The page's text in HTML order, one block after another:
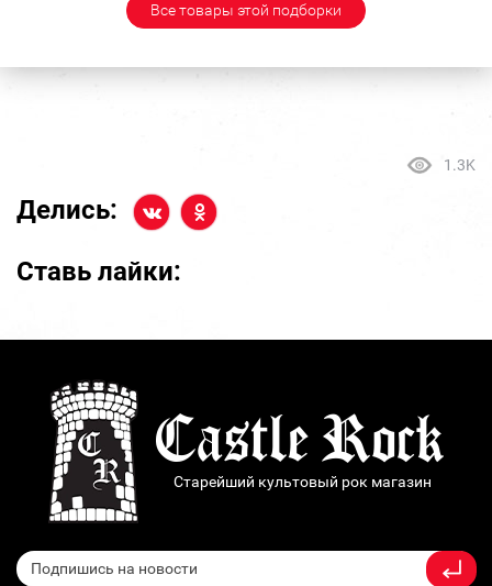
Все товары этой подборки
1.3K
Делись:
Ставь лайки:
Старейший культовый рок магазин